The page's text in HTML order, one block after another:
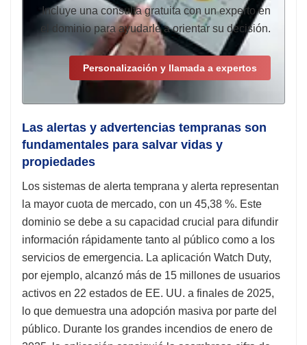
Incluye una consulta gratuita con un experto en
el dominio para ayudarle a orientar su decisión.
Personalización y llamada a expertos
Las alertas y advertencias tempranas son
fundamentales para salvar vidas y
propiedades
Los sistemas de alerta temprana y alerta representan
la mayor cuota de mercado, con un 45,38 %. Este
dominio se debe a su capacidad crucial para difundir
información rápidamente tanto al público como a los
servicios de emergencia. La aplicación Watch Duty,
por ejemplo, alcanzó más de 15 millones de usuarios
activos en 22 estados de EE. UU. a finales de 2025,
lo que demuestra una adopción masiva por parte del
público. Durante los grandes incendios de enero de